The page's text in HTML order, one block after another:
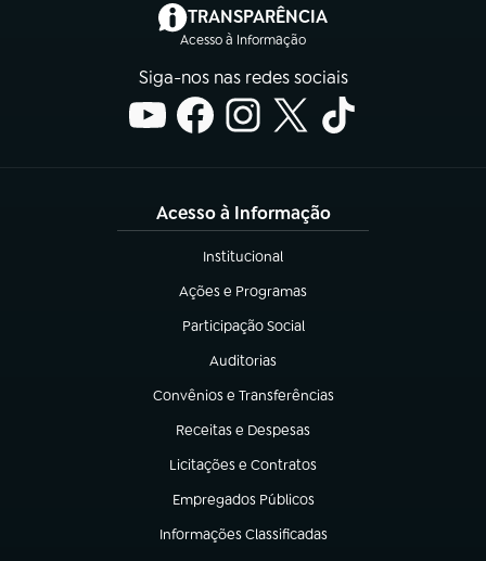
TRANSPARÊNCIA
Acesso à Informação
(abre em nova aba)
Siga-nos nas redes sociais
Acesso à Informação
Institucional
(abre em nova aba)
Ações e Programas
(abre em nova aba)
Participação Social
(abre em nova aba)
Auditorias
(abre em nova aba)
Convênios e Transferências
(abre em nova aba)
Receitas e Despesas
(abre em nova aba)
Licitações e Contratos
(abre em nova aba)
Empregados Públicos
(abre em nova aba)
Informações Classificadas
(abre em nova aba)